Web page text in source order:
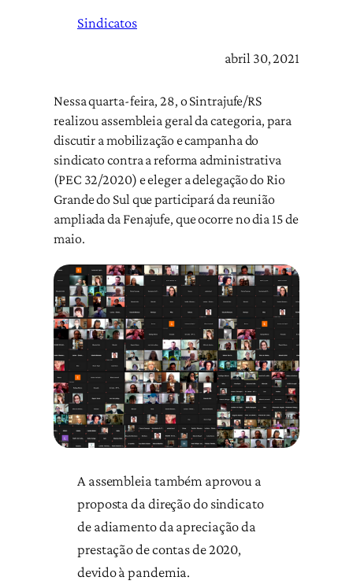
Sindicatos
abril 30, 2021
Nessa quarta-feira, 28, o Sintrajufe/RS
realizou assembleia geral da categoria, para
discutir a mobilização e campanha do
sindicato contra a reforma administrativa
(PEC 32/2020) e eleger a delegação do Rio
Grande do Sul que participará da reunião
ampliada da Fenajufe, que ocorre no dia 15 de
maio.
A assembleia também aprovou a
proposta da direção do sindicato
de adiamento da apreciação da
prestação de contas de 2020,
devido à pandemia.